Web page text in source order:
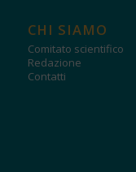
CHI SIAMO
Comitato scientifico
Redazione
Contatti